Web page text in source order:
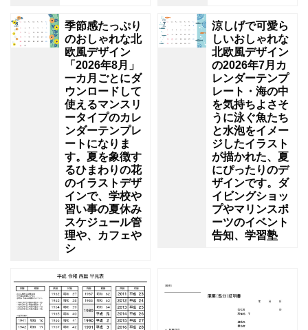
季節感たっぷり
のおしゃれな北
欧風デザイン
「2026年8月」
一カ月ごとにダ
ウンロードして
使えるマンスリ
ータイプのカレ
ンダーテンプレ
ートになりま
す。夏を象徴す
るひまわりの花
のイラストデザ
インで、学校や
習い事の夏休み
スケジュール管
理や、カフェや
シ
涼しげで可愛ら
しいおしゃれな
北欧風デザイン
の2026年7月カ
レンダーテンプ
レート・海の中
を気持ちよさそ
うに泳ぐ魚たち
と水泡をイメー
ジしたイラスト
が描かれた、夏
にぴったりのデ
ザインです。ダ
イビングショッ
プやマリンスポ
ーツのイベント
告知、学習塾